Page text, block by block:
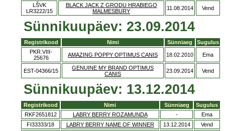
LŠVK
LR3222/15
BLACK JACK Z GRODU HRABIEGO
MALMESBURY
11.08.2014 Vend
Sünnikuupäev: 23.09.2014
Registrikood Nimi Sünniaeg
Sugulus
PKR.VIII-
25676
AMAZING POPPY OPTIMUS CANIS 18.02.2010 Ema
EST-04366/15
GENUINE MY BRAND OPTIMUS
CANIS
23.09.2014 Vend
Sünnikuupäev: 13.12.2014
Registrikood Nimi Sünniaeg
Sugulus
RKF2651812
LABRY BERRY ROZAMUNDA -
Ema
FI33333/18
LABRY BERRY NAME OF WINNER 13.12.2014
Vend